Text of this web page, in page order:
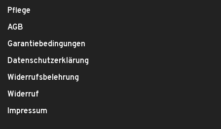
Pflege
AGB
Garantiebedingungen
Datenschutzerklärung
Widerrufsbelehrung
Widerruf
Impressum